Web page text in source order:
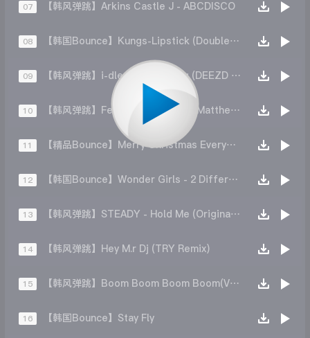
07 【韩风弹跳】Arkins Castle J - ABCDISCO
08 【韩国Bounce】Kungs-Lipstick (DoubleON Remix)
09 【韩风弹跳】i-dle - Good Thing (DEEZD Remix)
10 【韩风弹跳】Fergalicious - ThienMatthew Ft Khun
11 【精品Bounce】Merry Christmas Everyone ( Remix YuanTrik )
12 【韩国Bounce】Wonder Girls - 2 Different Tears (DJ FLAKO Remix)
13 【韩风弹跳】STEADY - Hold Me (Original Mix)
14 【韩风弹跳】Hey M.r Dj (TRY Remix)
15 【韩风弹跳】Boom Boom Boom Boom(VERO Grace P Bootleg)
16 【韩国Bounce】Stay Fly